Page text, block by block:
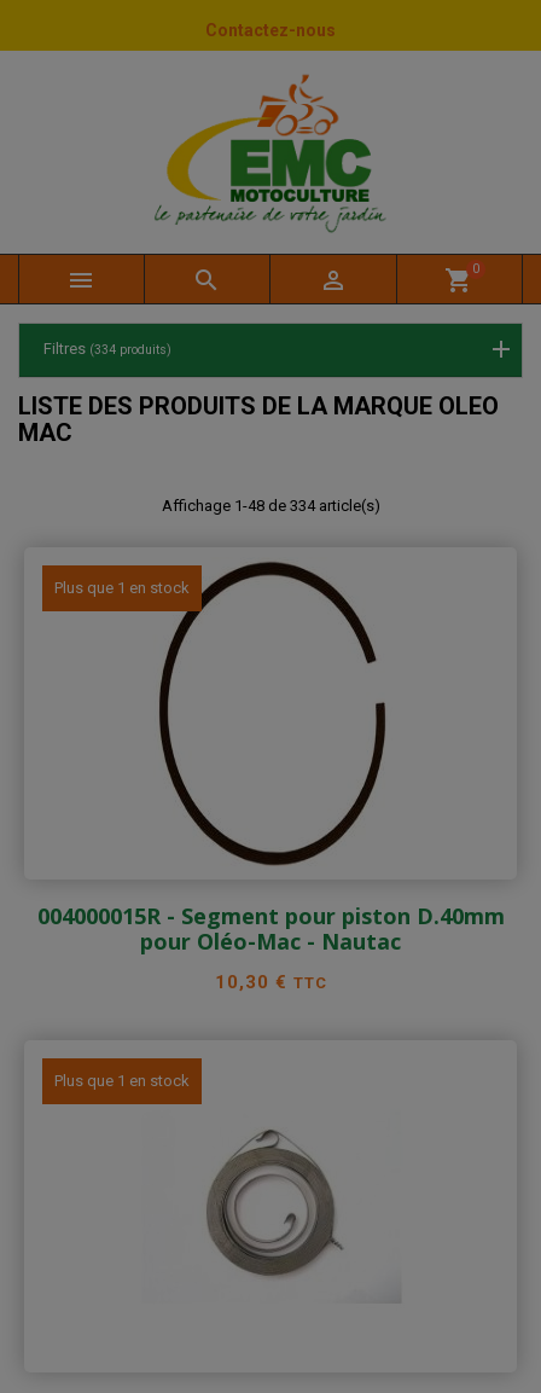
Contactez-nous
   shopping_cart0
Filtres (334 produits)
LISTE DES PRODUITS DE LA MARQUE OLEO
MAC
Affichage 1-48 de 334 article(s)
Plus que 1 en stock
004000015R - Segment pour piston D.40mm
pour Oléo-Mac - Nautac
Prix
10,30 € TTC
Plus que 1 en stock